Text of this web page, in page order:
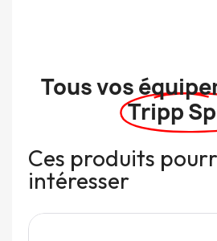
Tous vos
Tripp
Ces produits
intéresser